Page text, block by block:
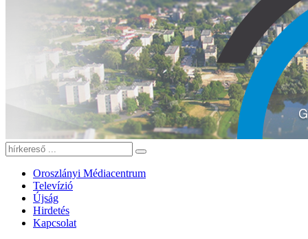
Oroszlányi Médiacentrum
Televízió
Újság
Hirdetés
Kapcsolat